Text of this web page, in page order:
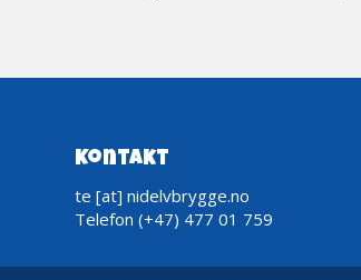
Kontakt
te [at] nidelvbrygge.no
Telefon (+47) 477 01 759